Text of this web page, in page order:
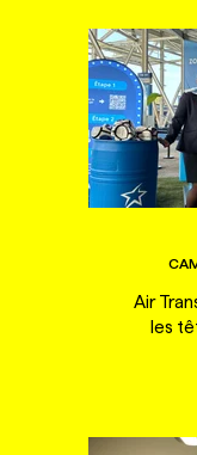
Air
les